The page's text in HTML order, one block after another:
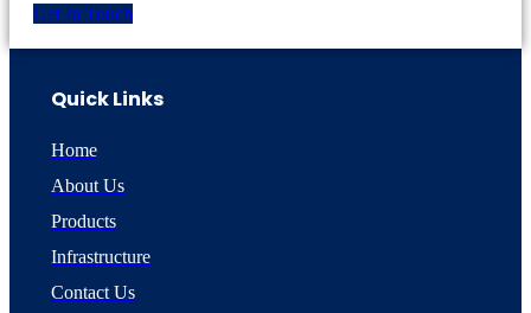
Get In Touch
Quick Links
Home
About Us
Products
Infrastructure
Contact Us